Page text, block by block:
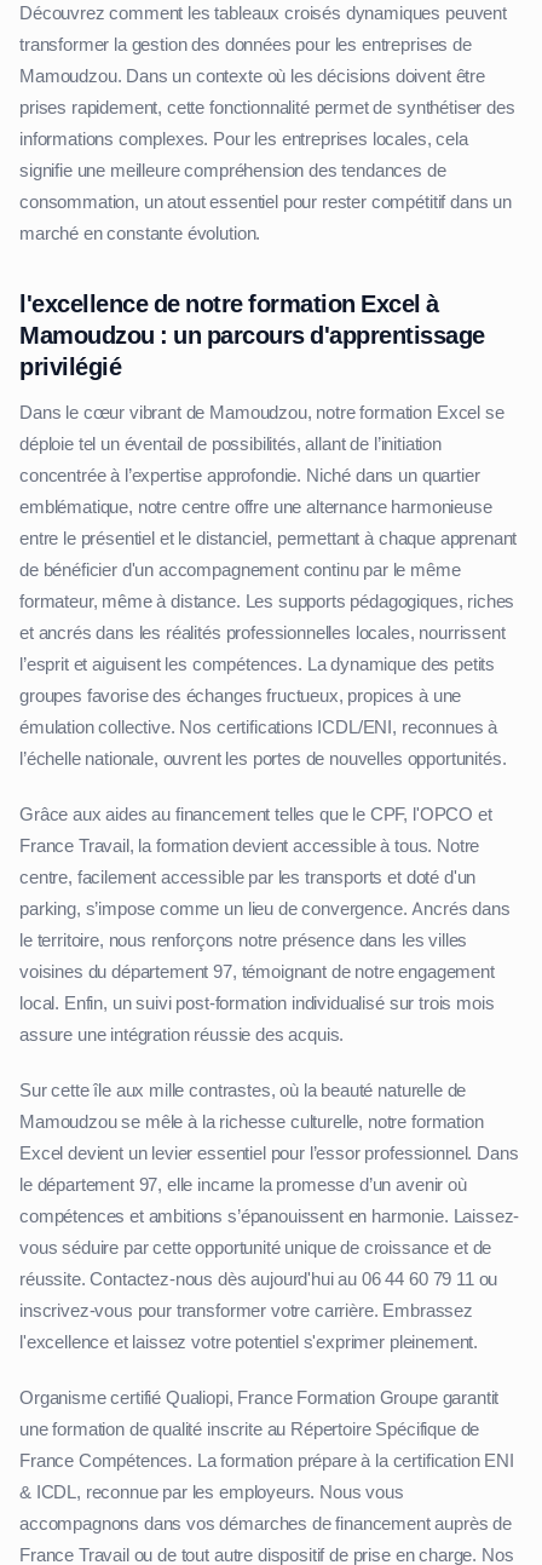
Découvrez comment les tableaux croisés dynamiques peuvent
transformer la gestion des données pour les entreprises de
Mamoudzou. Dans un contexte où les décisions doivent être
prises rapidement, cette fonctionnalité permet de synthétiser des
informations complexes. Pour les entreprises locales, cela
signifie une meilleure compréhension des tendances de
consommation, un atout essentiel pour rester compétitif dans un
marché en constante évolution.
l'excellence de notre formation Excel à
Mamoudzou : un parcours d'apprentissage
privilégié
Dans le cœur vibrant de Mamoudzou, notre formation Excel se
déploie tel un éventail de possibilités, allant de l’initiation
concentrée à l’expertise approfondie. Niché dans un quartier
emblématique, notre centre offre une alternance harmonieuse
entre le présentiel et le distanciel, permettant à chaque apprenant
de bénéficier d'un accompagnement continu par le même
formateur, même à distance. Les supports pédagogiques, riches
et ancrés dans les réalités professionnelles locales, nourrissent
l’esprit et aiguisent les compétences. La dynamique des petits
groupes favorise des échanges fructueux, propices à une
émulation collective. Nos certifications ICDL/ENI, reconnues à
l’échelle nationale, ouvrent les portes de nouvelles opportunités.
Grâce aux aides au financement telles que le CPF, l'OPCO et
France Travail, la formation devient accessible à tous. Notre
centre, facilement accessible par les transports et doté d'un
parking, s’impose comme un lieu de convergence. Ancrés dans
le territoire, nous renforçons notre présence dans les villes
voisines du département 97, témoignant de notre engagement
local. Enfin, un suivi post-formation individualisé sur trois mois
assure une intégration réussie des acquis.
Sur cette île aux mille contrastes, où la beauté naturelle de
Mamoudzou se mêle à la richesse culturelle, notre formation
Excel devient un levier essentiel pour l’essor professionnel. Dans
le département 97, elle incarne la promesse d’un avenir où
compétences et ambitions s’épanouissent en harmonie. Laissez-
vous séduire par cette opportunité unique de croissance et de
réussite. Contactez-nous dès aujourd'hui au 06 44 60 79 11 ou
inscrivez-vous pour transformer votre carrière. Embrassez
l'excellence et laissez votre potentiel s'exprimer pleinement.
Organisme certifié Qualiopi, France Formation Groupe garantit
une formation de qualité inscrite au Répertoire Spécifique de
France Compétences. La formation prépare à la certification ENI
& ICDL, reconnue par les employeurs. Nous vous
accompagnons dans vos démarches de financement auprès de
France Travail ou de tout autre dispositif de prise en charge. Nos